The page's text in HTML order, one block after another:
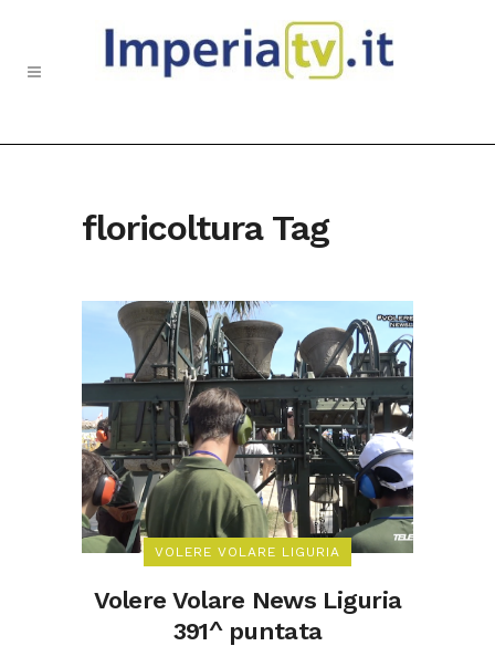
floricoltura Tag
VOLERE VOLARE LIGURIA
Volere Volare News Liguria
391^ puntata